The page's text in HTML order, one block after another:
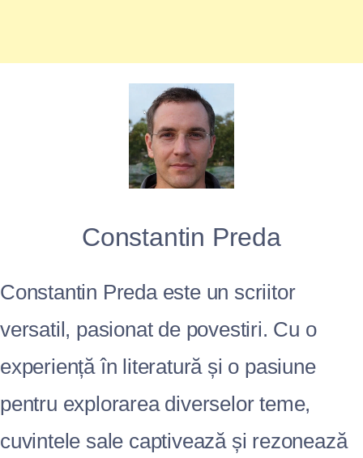
Constantin Preda
Constantin Preda este un scriitor
versatil, pasionat de povestiri. Cu o
experiență în literatură și o pasiune
pentru explorarea diverselor teme,
cuvintele sale captivează și rezonează